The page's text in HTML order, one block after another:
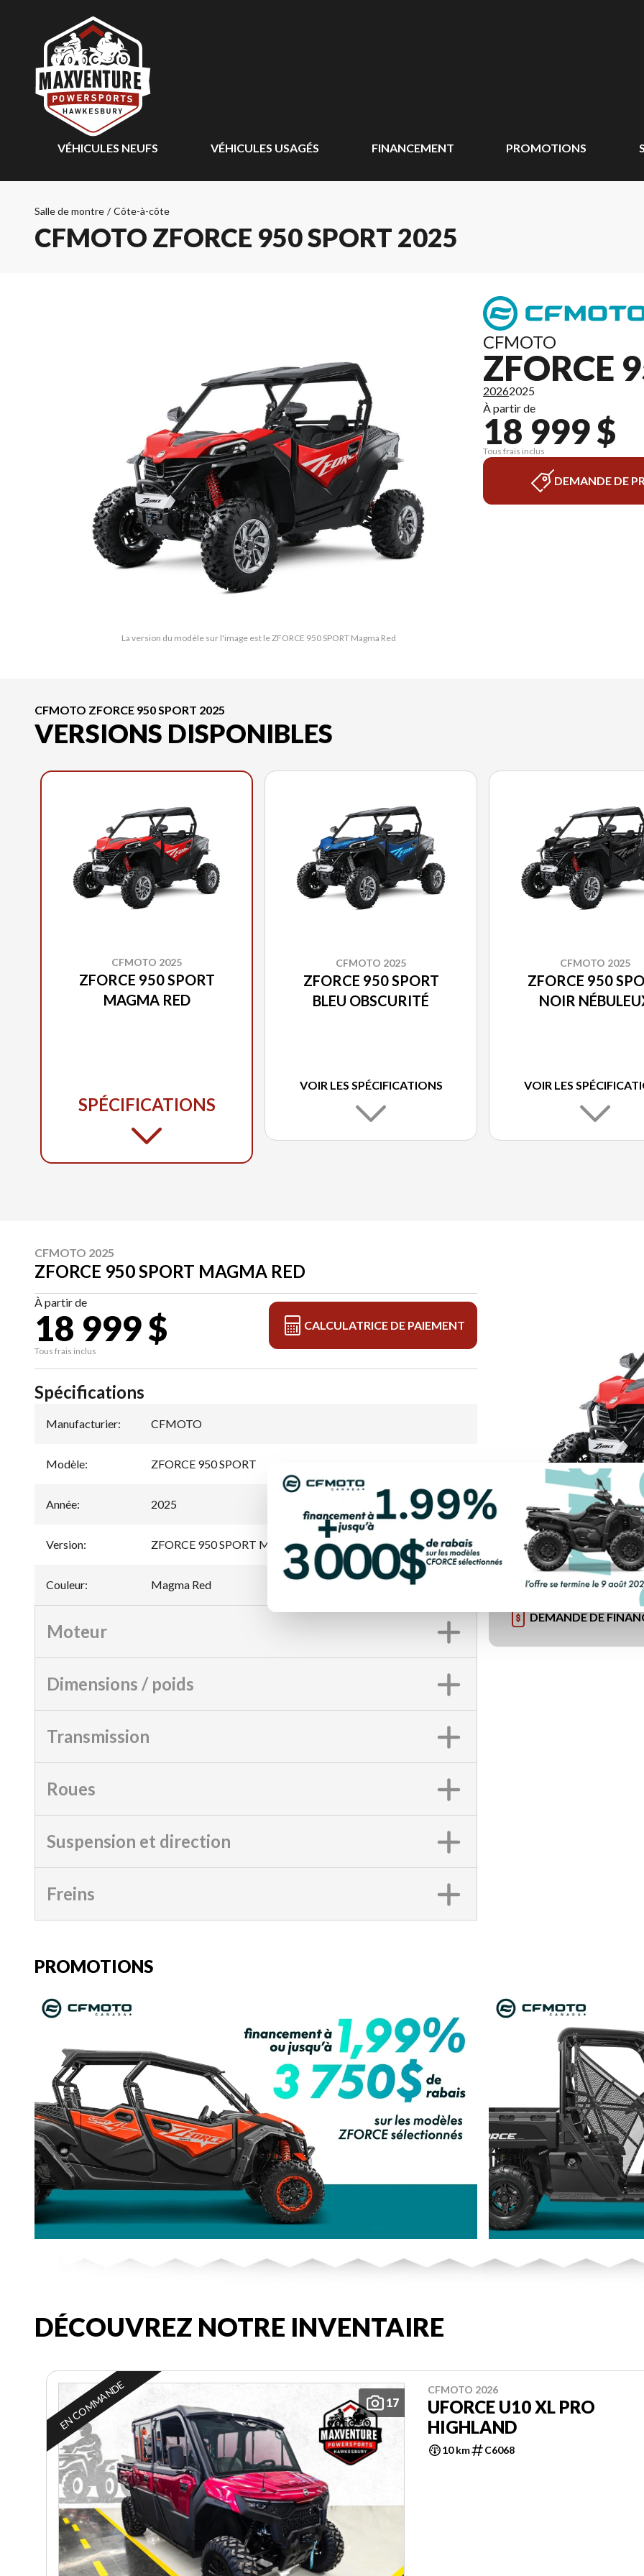
VÉHICULES NEUFS VÉHICULES USAGÉS FINANCEMENT PROMOTIONS
Salle de montre / Côte-à-côte
CFMOTO ZFORCE 950 SPORT 2025
La version du modèle sur l'image est le ZFORCE 950 SPORT Magma Red
CFMOTO
ZFORCE
20262025
À partir de
18 999 $
Tous frais inclus
DEMANDE DE
CFMOTO ZFORCE 950 SPORT 2025
VERSIONS DISPONIBLES
CFMOTO 2025
ZFORCE 950 SPORT
MAGMA RED
SPÉCIFICATIONS
CFMOTO 2025
ZFORCE 950 SPORT
BLEU OBSCURITÉ
VOIR LES SPÉCIFICATIONS
CFMOTO 2025
ZFORCE 950
NOIR
VOIR LES
CFMOTO 2025
ZFORCE 950 SPORT MAGMA RED
À partir de
18 999 $
Tous frais inclus
CALCULATRICE DE PAIEMENT
DEMANDE DE
Spécifications
Manufacturier: CFMOTO
Modèle: ZFORCE 950 SPORT
Année: 2025
Version: ZFORCE 950 SPORT Magma Red
Couleur: Magma Red
Moteur
Dimensions / poids
Transmission
Roues
Suspension et direction
Freins
PROMOTIONS
DÉCOUVREZ NOTRE INVENTAIRE
17
EN COMMANDE CFMOTO 2026
UFORCE U10 XL PRO
HIGHLAND
10 km C6068